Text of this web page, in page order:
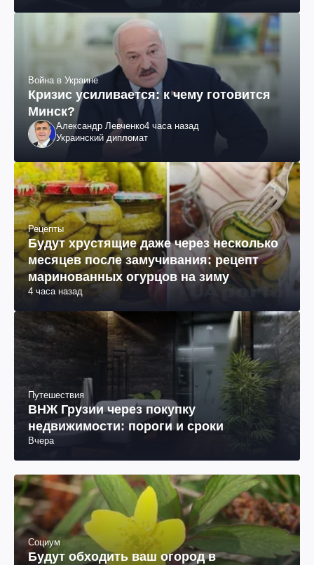
Война в Украине
Кризис усиливается: к чему готовится
Минск?
Александр Левченко4 часа назад
Украинский дипломат
Рецепты
Будут хрустящие даже через несколько
месяцев после замучивания: рецепт
маринованных огурцов на зиму
4 часа назад
Путешествия
ВНЖ Грузии через покупку
недвижимости: пороги и сроки
Вчера
Социум
Будут обходить ваш огород в